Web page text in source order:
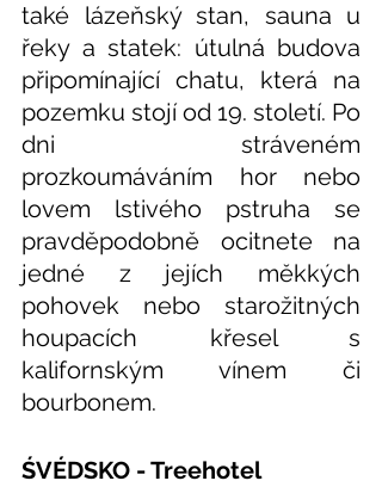
také lázeňský stan, sauna u
řeky a statek: útulná budova
připomínající chatu, která na
pozemku stojí od 19. století. Po
dni stráveném
prozkoumáváním hor nebo
lovem lstivého pstruha se
pravděpodobně ocitnete na
jedné z jejích měkkých
pohovek nebo starožitných
houpacích křesel s
kalifornským vínem či
bourbonem.
ŚVÉDSKO - Treehotel